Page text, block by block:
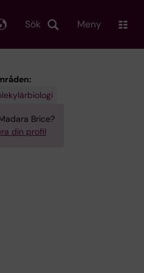
Sök Meny
Brice?
din profil